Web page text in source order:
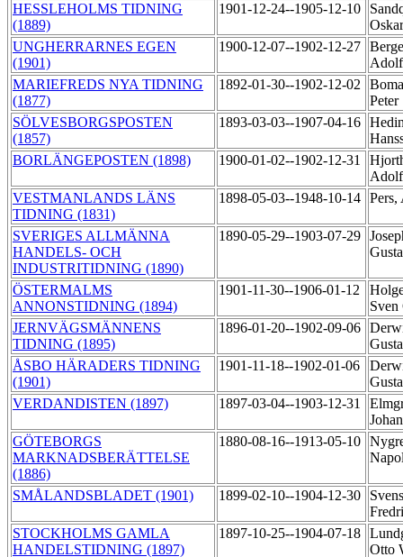
HESSLEHOLMS TIDNING
(1889)
1901-12-24--1905-12-10
UNGHERRARNES EGEN
(1901)
1900-12-07--1902-12-27
MARIEFREDS NYA TIDNING
(1877)
1892-01-30--1902-12-02
Peter
SÖLVESBORGSPOSTEN
(1857)
1893-03-03--1907-04-16
BORLÄNGEPOSTEN (1898)
1900-01-02--1902-12-31
VESTMANLANDS LÄNS
TIDNING (1831)
1898-05-03--1948-10-14
SVERIGES ALLMÄNNA
HANDELS- OCH
INDUSTRITIDNING (1890)
1890-05-29--1903-07-29
ÖSTERMALMS
ANNONSTIDNING (1894)
1901-11-30--1906-01-12
JERNVÄGSMÄNNENS
TIDNING (1895)
1896-01-20--1902-09-06
ÅSBO HÄRADERS TIDNING
(1901)
1901-11-18--1902-01-06
VERDANDISTEN (1897)
1897-03-04--1903-12-31
GÖTEBORGS
MARKNADSBERÄTTELSE
(1886)
1880-08-16--1913-05-10
SMÅLANDSBLADET (1901) 1899-02-10--1904-12-30
STOCKHOLMS GAMLA
HANDELSTIDNING (1897)
1897-10-25--1904-07-18
Otto